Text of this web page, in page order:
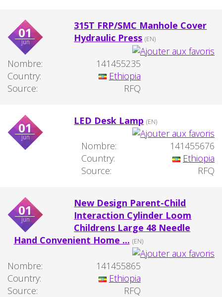
01
jun
315T FRP/SMC Manhole Cover
Hydraulic Press (EN)
Nombre:
141455235
Country:
Ethiopia
Source:
RFQ
01
jun
LED Desk Lamp (EN)
Nombre:
141455676
Country:
Ethiopia
Source:
RFQ
01
jun
New Design Parent-Child
Interaction Cylinder Loom
Childrens Large 48 Needle
Hand Convenient Home ... (EN)
Nombre:
141455865
Country:
Ethiopia
Source:
RFQ